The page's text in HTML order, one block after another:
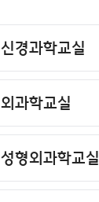
신경과학교실
외과학교실
성형외과학교실